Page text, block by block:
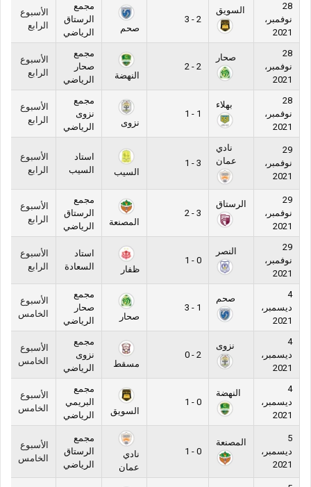
28
نوفمبر،
2021
السويق
2 - 3
صحم
مجمع
الرستاق
الرياضي
الأسبوع
الرابع
28
نوفمبر،
2021
صحار
2 - 2
النهضة
مجمع
صحار
الرياضي
الأسبوع
الرابع
28
نوفمبر،
2021
بهلاء
1 - 1
نزوى
مجمع
نزوى
الرياضي
الأسبوع
الرابع
29
نوفمبر،
2021
نادي
عمان
3 - 1
السيب
استاد
السيب
الأسبوع
الرابع
29
نوفمبر،
2021
الرستاق
3 - 2
المصنعة
مجمع
الرستاق
الرياضي
الأسبوع
الرابع
29
نوفمبر،
2021
النصر
0 - 1
ظفار
استاد
السعادة
الأسبوع
الرابع
4
ديسمبر،
2021
صحم
1 - 3
صحار
مجمع
صحار
الرياضي
الأسبوع
الخامس
4
ديسمبر،
2021
نزوى
2 - 0
مسقط
مجمع
نزوى
الرياضي
الأسبوع
الخامس
4
ديسمبر،
2021
النهضة
0 - 1
السويق
مجمع
البريمي
الرياضي
الأسبوع
الخامس
5
ديسمبر،
2021
المصنعة
0 - 1
نادي
عمان
مجمع
الرستاق
الرياضي
الأسبوع
الخامس